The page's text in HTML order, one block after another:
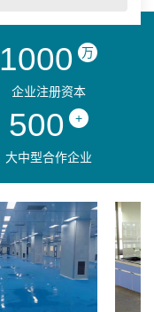
1000 万
企业注册资本
500 +
大中型合作企业